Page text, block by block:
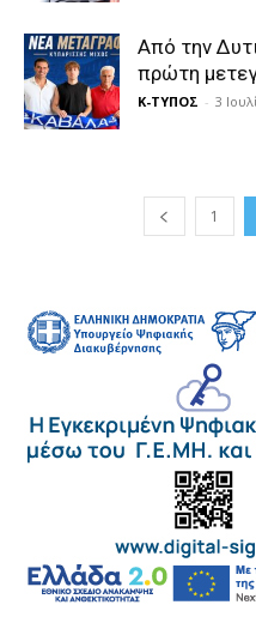
Από την
πρώτη
Κ-ΤΥΠΟΣ - 3
1